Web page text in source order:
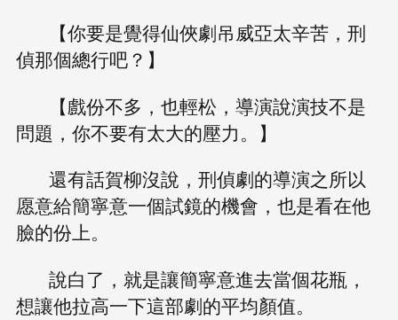
【你要是覺得仙俠劇吊威亞太辛苦，刑
偵那個總行吧？】
【戲份不多，也輕松，導演說演技不是
問題，你不要有太大的壓力。】
還有話賀柳沒說，刑偵劇的導演之所以
愿意給簡寧意一個試鏡的機會，也是看在他
臉的份上。
說白了，就是讓簡寧意進去當個花瓶，
想讓他拉高一下這部劇的平均顏值。